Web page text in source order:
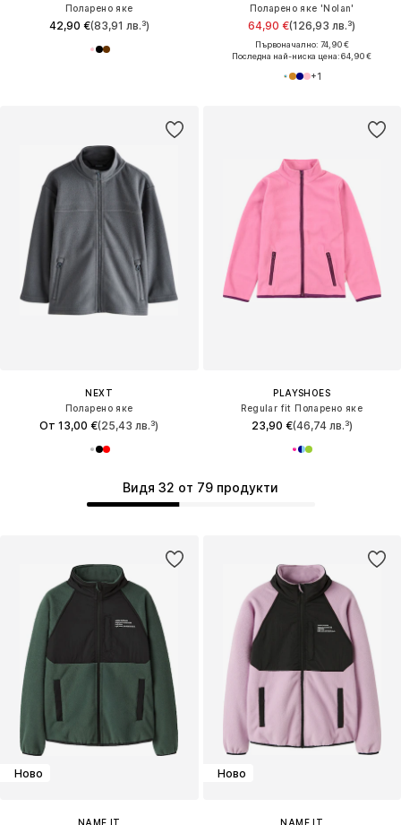
Поларено яке
42,90 €(83,91 лв.³)
Поларено яке 'Nolan'
64,90 €(126,93 лв.³)
Първоначално: 74,90 €
Последна най-ниска цена:64,90 €
+1
NEXT
Поларено яке
От 13,00 €(25,43 лв.³)
PLAYSHOES
Regular fit Поларено яке
23,90 €(46,74 лв.³)
Ново
NAME IT
Видя 32 от 79 продукти
Ново
NAME IT